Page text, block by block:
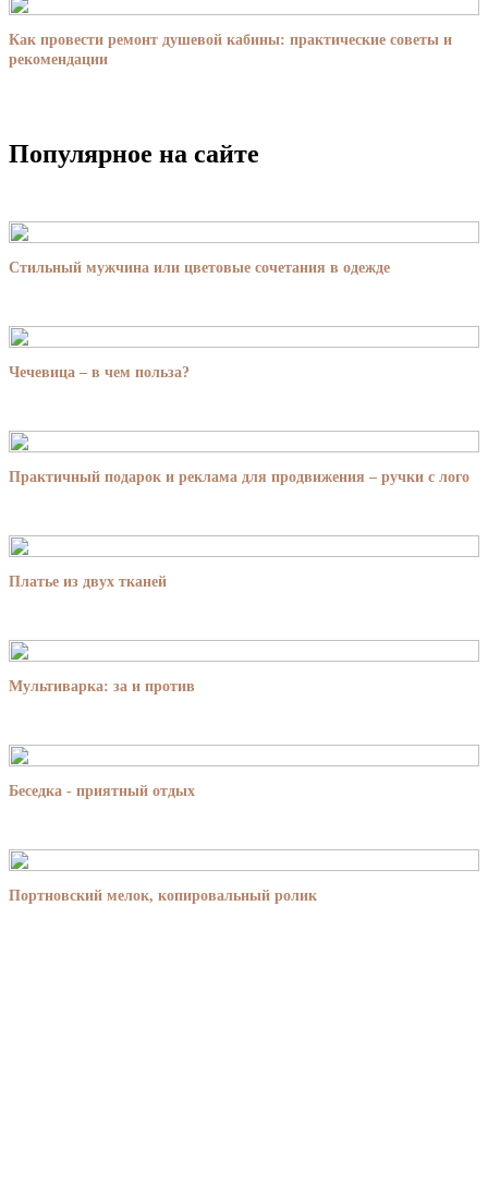
Как провести ремонт душевой кабины: практические советы и
рекомендации
Популярное на сайте
Стильный мужчина или цветовые сочетания в одежде
Чечевица – в чем польза?
Практичный подарок и реклама для продвижения – ручки с лого
Платье из двух тканей
Мультиварка: за и против
Беседка - приятный отдых
Портновский мелок, копировальный ролик